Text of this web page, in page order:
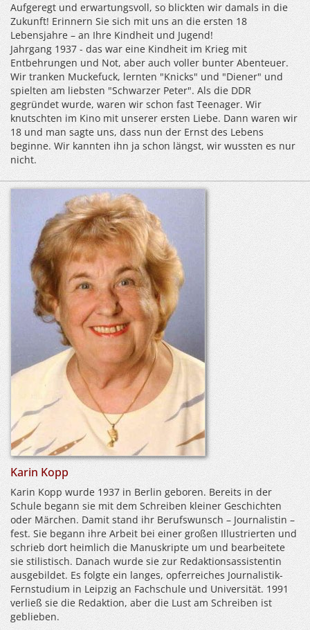
Aufgeregt und erwartungsvoll, so blickten wir damals in die
Zukunft! Erinnern Sie sich mit uns an die ersten 18
Lebensjahre – an Ihre Kindheit und Jugend!
Jahrgang 1937 - das war eine Kindheit im Krieg mit
Entbehrungen und Not, aber auch voller bunter Abenteuer.
Wir tranken Muckefuck, lernten "Knicks" und "Diener" und
spielten am liebsten "Schwarzer Peter". Als die DDR
gegründet wurde, waren wir schon fast Teenager. Wir
knutschten im Kino mit unserer ersten Liebe. Dann waren wir
18 und man sagte uns, dass nun der Ernst des Lebens
beginne. Wir kannten ihn ja schon längst, wir wussten es nur
nicht.
Karin Kopp
Karin Kopp wurde 1937 in Berlin geboren. Bereits in der
Schule begann sie mit dem Schreiben kleiner Geschichten
oder Märchen. Damit stand ihr Berufswunsch – Journalistin –
fest. Sie begann ihre Arbeit bei einer großen Illustrierten und
schrieb dort heimlich die Manuskripte um und bearbeitete
sie stilistisch. Danach wurde sie zur Redaktionsassistentin
ausgebildet. Es folgte ein langes, opferreiches Journalistik-
Fernstudium in Leipzig an Fachschule und Universität. 1991
verließ sie die Redaktion, aber die Lust am Schreiben ist
geblieben.